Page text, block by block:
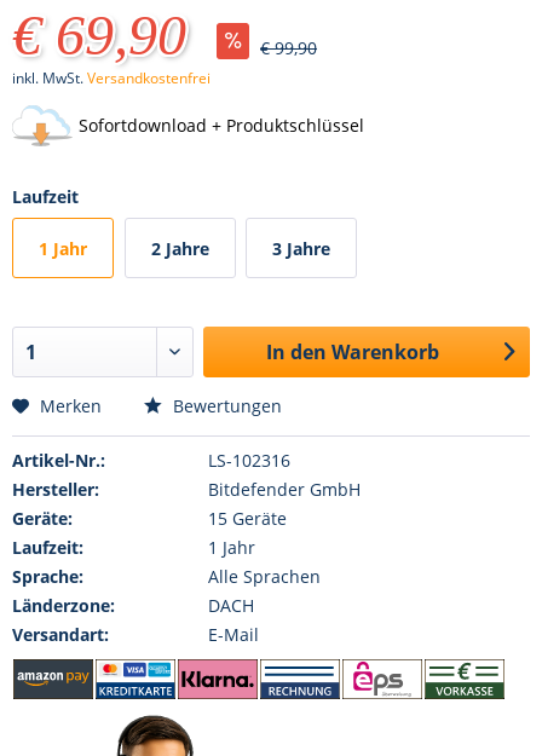
€ 69,90 € 99,90
inkl. MwSt.Versandkostenfrei
Sofortdownload + Produktschlüssel
Laufzeit
1 Jahr 2 Jahre 3 Jahre
In den Warenkorb
Merken Bewertungen
Artikel-Nr.:
LS-102316
Hersteller:
Bitdefender GmbH
Geräte:
15 Geräte
Laufzeit:
1 Jahr
Sprache:
Alle Sprachen
Länderzone:
DACH
Versandart:
E-Mail